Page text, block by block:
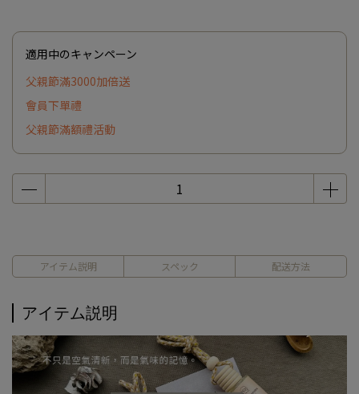
適用中のキャンペーン
父親節滿3000加倍送
會員下單禮
父親節滿額禮活動
アイテム説明 スペック 配送方法
アイテム説明